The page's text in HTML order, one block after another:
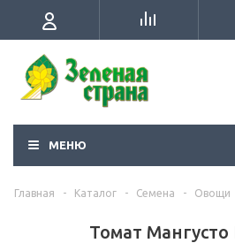
МЕНЮ
Главная - Каталог - Семена - Овощи
Томат Мангусто